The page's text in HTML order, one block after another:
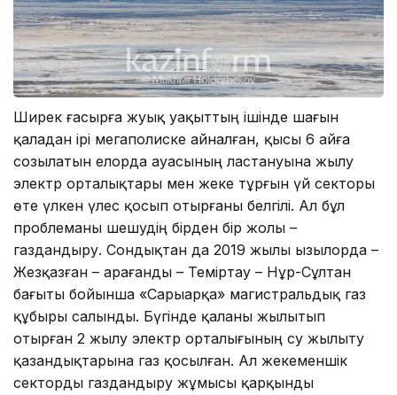
Ширек ғасырға жуық уақыттың ішінде шағын
қаладан ірі мегаполиске айналған, қысы 6 айға
созылатын елорда ауасының ластануына жылу
электр орталықтары мен жеке тұрғын үй секторы
өте үлкен үлес қосып отырғаны белгілі. Ал бұл
проблеманы шешудің бірден бір жолы –
газдандыру. Сондықтан да 2019 жылы Қызылорда –
Жезқазған – Қарағанды – Теміртау – Нұр-Сұлтан
бағыты бойынша «Сарыарқа» магистральдық газ
құбыры салынды. Бүгінде қаланы жылытып
отырған 2 жылу электр орталығының су жылыту
қазандықтарына газ қосылған. Ал жекеменшік
секторды газдандыру жұмысы қарқынды